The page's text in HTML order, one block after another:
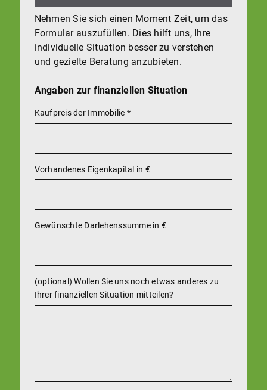
Nehmen Sie sich einen Moment Zeit, um das
Formular auszufüllen. Dies hilft uns, Ihre
individuelle Situation besser zu verstehen
und gezielte Beratung anzubieten.
Angaben zur finanziellen Situation
Kaufpreis der Immobilie *
Vorhandenes Eigenkapital in €
Gewünschte Darlehenssumme in €
(optional) Wollen Sie uns noch etwas anderes zu
Ihrer finanziellen Situation mitteilen?